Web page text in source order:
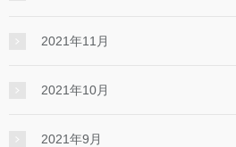
2021年11月
2021年10月
2021年9月